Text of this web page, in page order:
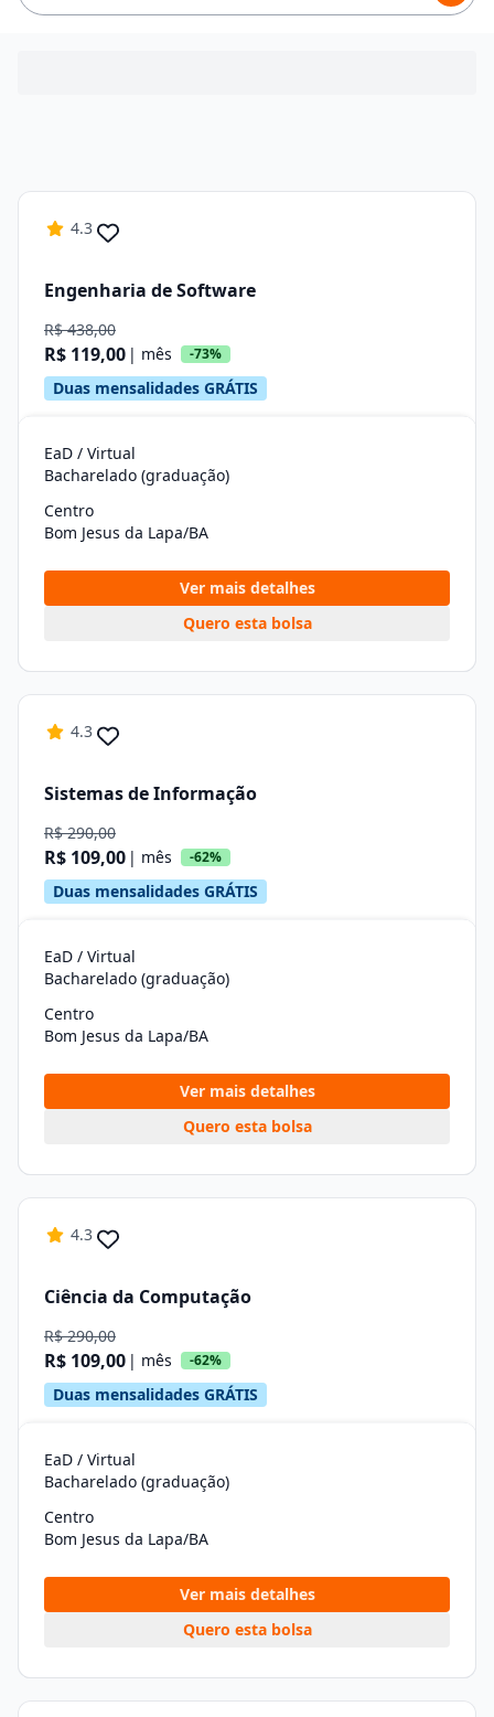
4.3
Engenharia de Software
R$ 438,00
R$ 119,00 | mês -73%
Duas mensalidades GRÁTIS
EaD / Virtual
Bacharelado (graduação)
Centro
Bom Jesus da Lapa/BA
Ver mais detalhes
Quero esta bolsa
4.3
Sistemas de Informação
R$ 290,00
R$ 109,00 | mês -62%
Duas mensalidades GRÁTIS
EaD / Virtual
Bacharelado (graduação)
Centro
Bom Jesus da Lapa/BA
Ver mais detalhes
Quero esta bolsa
4.3
Ciência da Computação
R$ 290,00
R$ 109,00 | mês -62%
Duas mensalidades GRÁTIS
EaD / Virtual
Bacharelado (graduação)
Centro
Bom Jesus da Lapa/BA
Ver mais detalhes
Quero esta bolsa